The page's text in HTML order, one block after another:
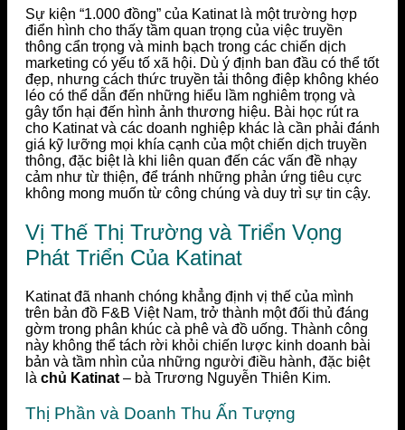
Sự kiện “1.000 đồng” của Katinat là một trường hợp
điển hình cho thấy tầm quan trọng của việc truyền
thông cẩn trọng và minh bạch trong các chiến dịch
marketing có yếu tố xã hội. Dù ý định ban đầu có thể tốt
đẹp, nhưng cách thức truyền tải thông điệp không khéo
léo có thể dẫn đến những hiểu lầm nghiêm trọng và
gây tổn hại đến hình ảnh thương hiệu. Bài học rút ra
cho Katinat và các doanh nghiệp khác là cần phải đánh
giá kỹ lưỡng mọi khía cạnh của một chiến dịch truyền
thông, đặc biệt là khi liên quan đến các vấn đề nhạy
cảm như từ thiện, để tránh những phản ứng tiêu cực
không mong muốn từ công chúng và duy trì sự tin cậy.
Vị Thế Thị Trường và Triển Vọng
Phát Triển Của Katinat
Katinat đã nhanh chóng khẳng định vị thế của mình
trên bản đồ F&B Việt Nam, trở thành một đối thủ đáng
gờm trong phân khúc cà phê và đồ uống. Thành công
này không thể tách rời khỏi chiến lược kinh doanh bài
bản và tầm nhìn của những người điều hành, đặc biệt
là chủ Katinat – bà Trương Nguyễn Thiên Kim.
Thị Phần và Doanh Thu Ấn Tượng